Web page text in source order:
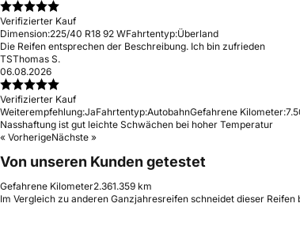
Verifizierter Kauf
Dimension:225/40 R18 92 WFahrtentyp:Überland
Die Reifen entsprechen der Beschreibung. Ich bin zufrieden
TSThomas S.
06.08.2026
Verifizierter Kauf
Weiterempfehlung:JaFahrtentyp:AutobahnGefahrene Kilometer:
Nasshaftung ist gut leichte Schwächen bei hoher Temperatur
« VorherigeNächste »
Von unseren Kunden getestet
Gefahrene Kilometer2.361.359 km
Im Vergleich zu anderen Ganzjahresreifen schneidet dieser